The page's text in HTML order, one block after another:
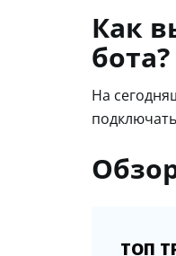
Как
бота?
На
ТОП